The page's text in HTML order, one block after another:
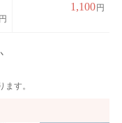
円
1,100 円
ます。